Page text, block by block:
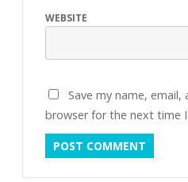
WEBSITE
Save my name,
browser for the next time